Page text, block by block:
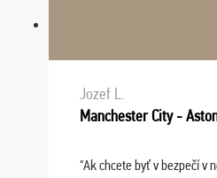
Jozef L.
Manchester City -
"Ak chcete byť v bezpečí v